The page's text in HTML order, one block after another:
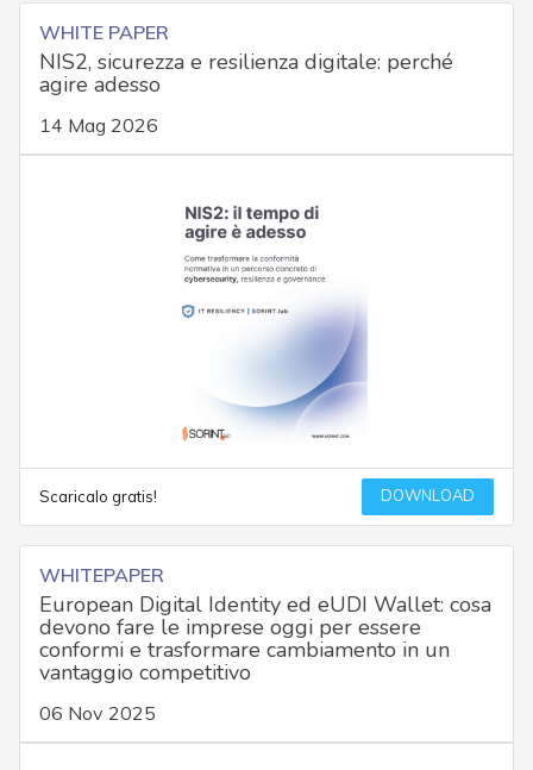
WHITE PAPER
NIS2, sicurezza e resilienza digitale: perché
agire adesso
14 Mag 2026
Scaricalo gratis! DOWNLOAD
WHITEPAPER
European Digital Identity ed eUDI Wallet: cosa
devono fare le imprese oggi per essere
conformi e trasformare cambiamento in un
vantaggio competitivo
06 Nov 2025